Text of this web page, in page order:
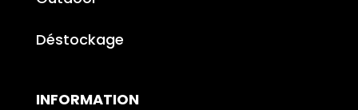
Déstockage
INFORMATION